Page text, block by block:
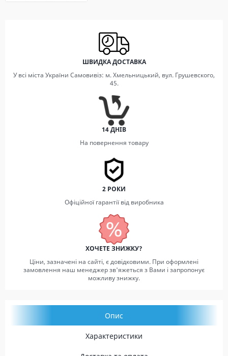
ШВИДКА ДОСТАВКА
У всі міста України Самовивіз: м. Хмельницький, вул. Грушевского,
45.
14 ДНІВ
На повернення товару
2 РОКИ
Офіційної гарантії від виробника
ХОЧЕТЕ ЗНИЖКУ?
Ціни, зазначені на сайті, є довідковими. При оформлені
замовлення наш менеджер зв'яжеться з Вами і запропонує
можливу знижку.
Опис
Характеристики